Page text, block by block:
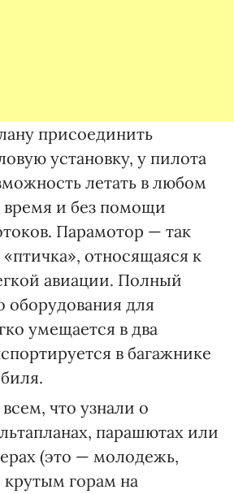
присоединить
установку, у пилота
летать в любом
время и без помощи
Парамотор — так
«птичка», относящаяся к
авиации. Полный
оборудования для
умещается в два
в багажнике
всем, что узнали о
парашютах или
(это — молодежь,
горам на